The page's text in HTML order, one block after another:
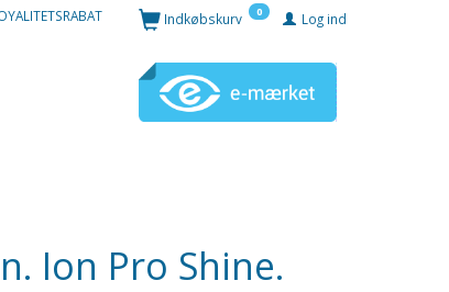
Log ind
Indkøbskurv 0
Ion Pro Shine.